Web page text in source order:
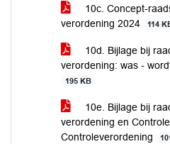
10c. Concept-
verordening 2024
114
10d. Bijlage bij
verordening: was -
195 KB
10e. Bijlage bij
verordening en
Controleverordening